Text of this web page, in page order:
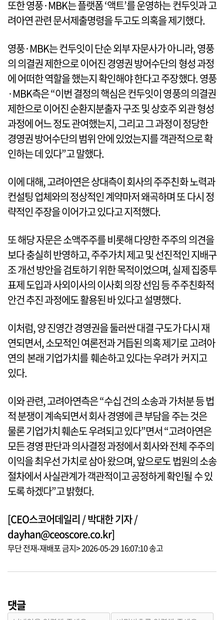
또한 영풍·MBK는 플랫폼 ‘액트’를 운영하는 컨두잇과 고
려아연 관련 문서제출명령을 두고도 의혹을 제기했다.
영풍·MBK는 컨두잇이 단순 외부 자문사가 아니라, 영풍
의 의결권 제한으로 이어진 경영권 방어수단의 형성 과정
에 어떠한 역할을 했는지 확인해야 한다고 주장했다. 영풍
·MBK측은 “이번 결정의 핵심은 컨두잇이 영풍의 의결권
제한으로 이어진 순환지분출자 구조 및 상호주 외관 형성
과정에 어느 정도 관여했는지, 그리고 그 과정이 정당한
경영권 방어수단의 범위 안에 있었는지를 객관적으로 확
인하는 데 있다”고 말했다.
이에 대해, 고려아연은 상대측이 회사의 주주친화 노력과
컨설팅 업체와의 정상적인 계약마저 왜곡하며 또 다시 정
략적인 주장을 이어가고 있다고 지적했다.
또 해당 자문은 소액주주를 비롯해 다양한 주주의 의견을
보다 충실히 반영하고, 주주가치 제고 및 선진적인 지배구
조 개선 방안을 검토하기 위한 목적이었으며, 실제 집중투
표제 도입과 사외이사의 이사회 의장 선임 등 주주친화적
안건 추진 과정에도 활용된 바 있다고 설명했다.
이처럼, 양 진영간 경영권을 둘러싼 대결 구도가 다시 재
연되면서, 소모적인 여론전과 거듭된 의혹 제기로 고려아
연의 본래 기업가치를 훼손하고 있다는 우려가 커지고
있다.
이와 관련, 고려아연측은 “수십 건의 소송과 가처분 등 법
적 분쟁이 계속되면서 회사 경영에 큰 부담을 주는 것은
물론 기업가치 훼손도 우려되고 있다”면서 “고려아연은
모든 경영 판단과 의사결정 과정에서 회사와 전체 주주의
이익을 최우선 가치로 삼아 왔으며, 앞으로도 법원의 소송
절차에서 사실관계가 객관적이고 공정하게 확인될 수 있
도록 하겠다”고 밝혔다.
[CEO스코어데일리 / 박대한 기자 /
dayhan@ceoscore.co.kr]
무단 전재-재배포 금지> 2026-05-29 16:07:10 송고
댓글